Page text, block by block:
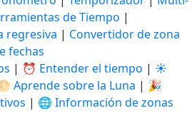
de Tiempo |
regresiva | Convertidor de zona
fechas
| ⏰ Entender el tiempo | ☀️
Aprende sobre la Luna | 🎉
| 🌐 Información de zonas